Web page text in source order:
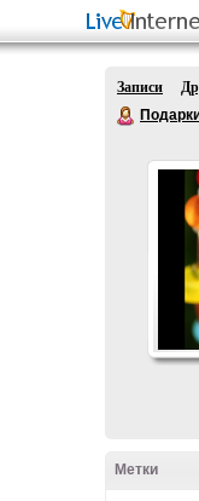
Записи
Метки